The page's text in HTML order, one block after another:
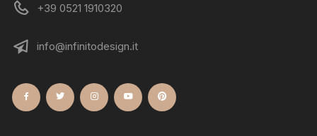
+39 0521 1910320
info@infinitodesign.it